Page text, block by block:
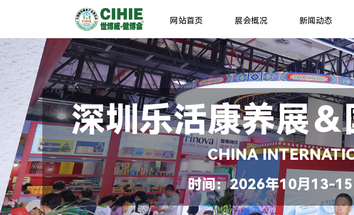
网站首页 展会概况 新闻动态
深圳乐活康养展
CHINA
时间：2026年10月13-15